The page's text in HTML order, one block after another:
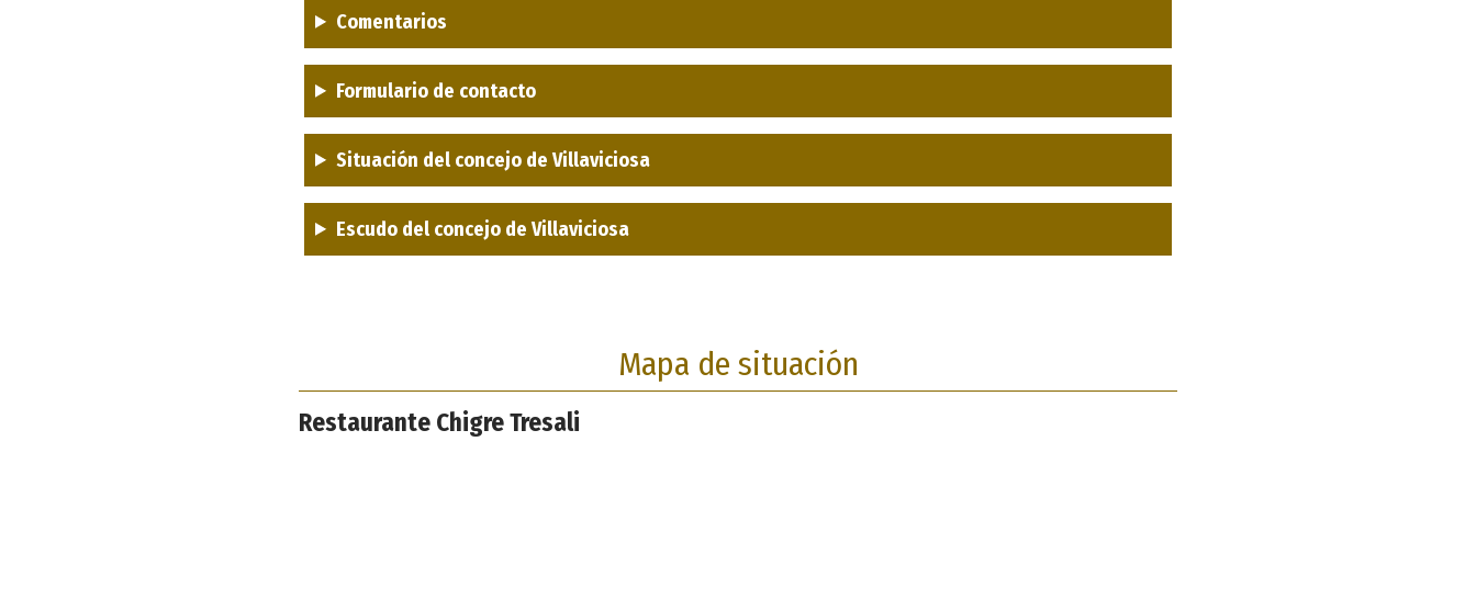
Comentarios
Formulario de contacto
Situación del concejo de Villaviciosa
Escudo del concejo de Villaviciosa
Mapa de situación
Restaurante Chigre Tresali